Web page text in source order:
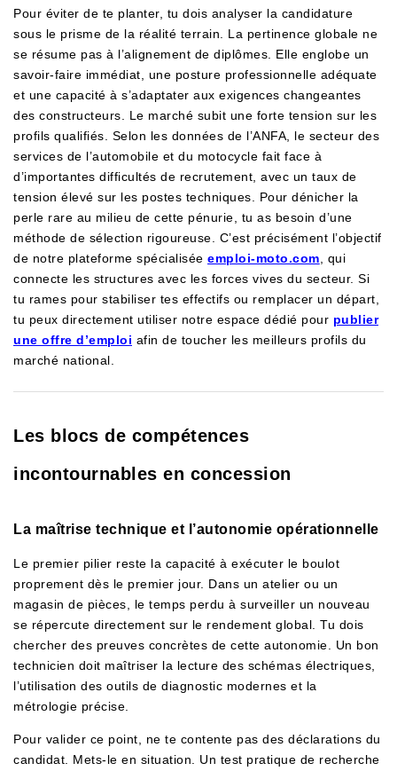
Pour éviter de te planter, tu dois analyser la candidature
sous le prisme de la réalité terrain. La pertinence globale ne
se résume pas à l’alignement de diplômes. Elle englobe un
savoir-faire immédiat, une posture professionnelle adéquate
et une capacité à s’adaptater aux exigences changeantes
des constructeurs. Le marché subit une forte tension sur les
profils qualifiés. Selon les données de l’ANFA, le secteur des
services de l’automobile et du motocycle fait face à
d’importantes difficultés de recrutement, avec un taux de
tension élevé sur les postes techniques. Pour dénicher la
perle rare au milieu de cette pénurie, tu as besoin d’une
méthode de sélection rigoureuse. C’est précisément l’objectif
de notre plateforme spécialisée emploi-moto.com , qui
connecte les structures avec les forces vives du secteur. Si
tu rames pour stabiliser tes effectifs ou remplacer un départ,
tu peux directement utiliser notre espace dédié pour publier
une offre d’emploi afin de toucher les meilleurs profils du
marché national.
Les blocs de compétences
incontournables en concession
La maîtrise technique et l’autonomie opérationnelle
Le premier pilier reste la capacité à exécuter le boulot
proprement dès le premier jour. Dans un atelier ou un
magasin de pièces, le temps perdu à surveiller un nouveau
se répercute directement sur le rendement global. Tu dois
chercher des preuves concrètes de cette autonomie. Un bon
technicien doit maîtriser la lecture des schémas électriques,
l’utilisation des outils de diagnostic modernes et la
métrologie précise.
Pour valider ce point, ne te contente pas des déclarations du
candidat. Mets-le en situation. Un test pratique de recherche